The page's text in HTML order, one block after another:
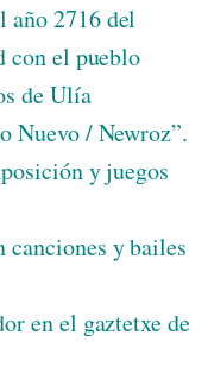
año 2716 del
con el pueblo
de Ulía
Nuevo / Newroz”.
y juegos
canciones y bailes
en el gaztetxe de